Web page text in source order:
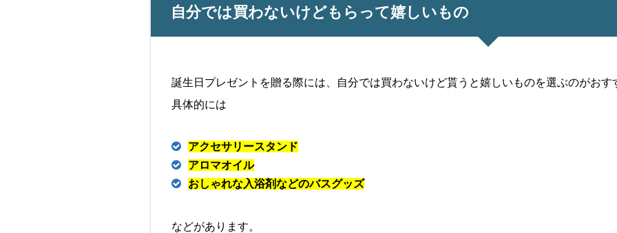
自分では買わないけどもらって嬉しいもの
誕生日プレゼントを贈る際には、自分では買わないけど貰うと嬉しいものを選ぶのがおす
具体的には
アクセサリースタンド
アロマオイル
おしゃれな入浴剤などのバスグッズ
などがあります。